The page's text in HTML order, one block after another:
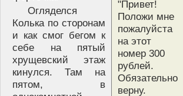
"Привет!
Положи мне
пожалуйста
на этот
номер 300
рублей.
Обязательно
верну.
Огляделся
Колька по сторонам
и как смог бегом к
себе на пятый
хрущевский этаж
кинулся. Там на
пятом, в